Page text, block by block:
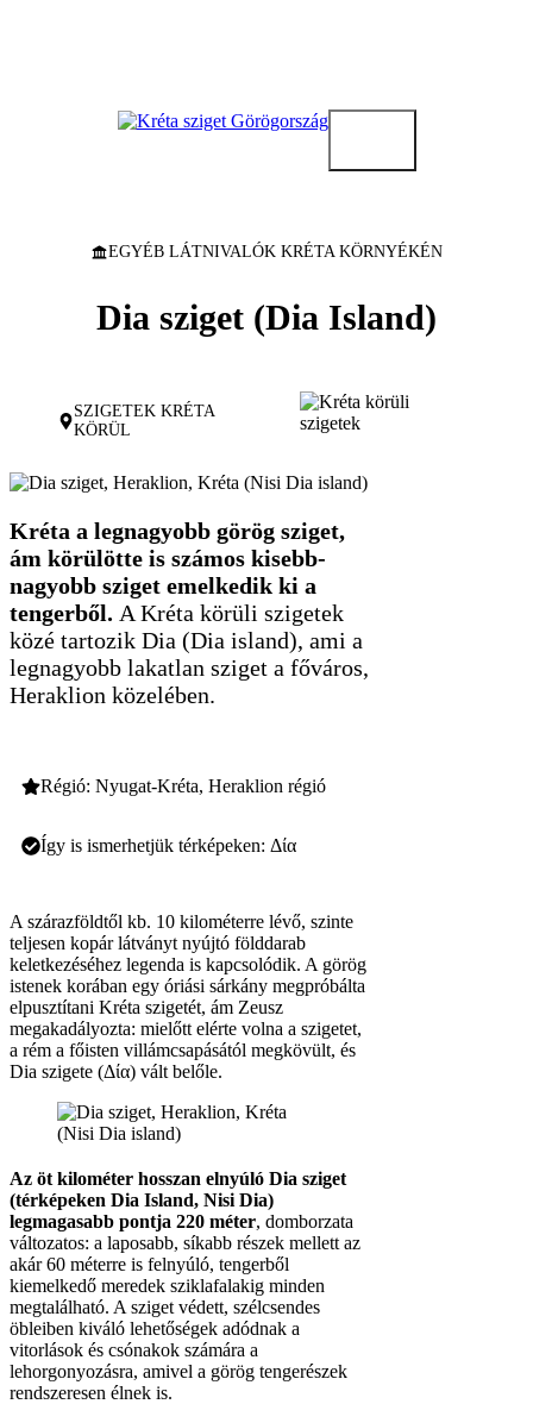
EGYÉB LÁTNIVALÓK KRÉTA KÖRNYÉKÉN
Dia sziget (Dia Island)
SZIGETEK KRÉTA
KÖRÜL
Kréta a legnagyobb görög sziget,
ám körülötte is számos kisebb-
nagyobb sziget emelkedik ki a
tengerből. A Kréta körüli szigetek
közé tartozik Dia (Dia island), ami a
legnagyobb lakatlan sziget a főváros,
Heraklion közelében.
Régió: Nyugat-Kréta, Heraklion régió
Így is ismerhetjük térképeken: Δία
A szárazföldtől kb. 10 kilométerre lévő, szinte
teljesen kopár látványt nyújtó földdarab
keletkezéséhez legenda is kapcsolódik. A görög
istenek korában egy óriási sárkány megpróbálta
elpusztítani Kréta szigetét, ám Zeusz
megakadályozta: mielőtt elérte volna a szigetet,
a rém a főisten villámcsapásától megkövült, és
Dia szigete (Δία) vált belőle.
Az öt kilométer hosszan elnyúló Dia sziget
(térképeken Dia Island, Nisi Dia)
legmagasabb pontja 220 méter, domborzata
változatos: a laposabb, síkabb részek mellett az
akár 60 méterre is felnyúló, tengerből
kiemelkedő meredek sziklafalakig minden
megtalálható. A sziget védett, szélcsendes
öbleiben kiváló lehetőségek adódnak a
vitorlások és csónakok számára a
lehorgonyozásra, amivel a görög tengerészek
rendszeresen élnek is.